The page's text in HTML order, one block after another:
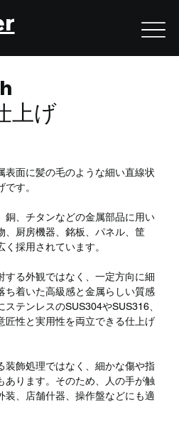
上げ
表面に髪の毛のような細い直線状
す。
銅、チタンなどの金属部品に用い
、厨房機器、銘板、パネル、筐
採用されています。
する外観ではなく、一定方向に細
ち着いた高級感と金属らしい質感
テンレスのSUS304やSUS316、
匠性と実用性を両立できる仕上げ
装飾処理ではなく、細かな傷や指
あります。そのため、人の手が触
装、店舗什器、操作盤などにも適